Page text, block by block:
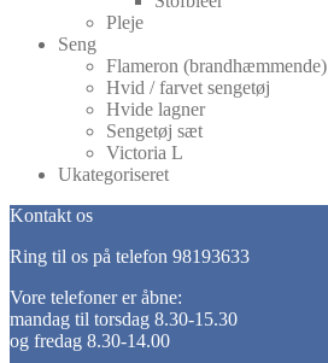
Pleje
Seng
Flameron (brandhæmmende)
Hvid / farvet sengetøj
Hvide lagner
Sengetøj sæt
Victoria L
Ukategoriseret
Kontakt os
Ring til os på telefon 98193633
Vore telefoner er åbne:
mandag til torsdag 8.30-15.30
og fredag 8.30-14.00